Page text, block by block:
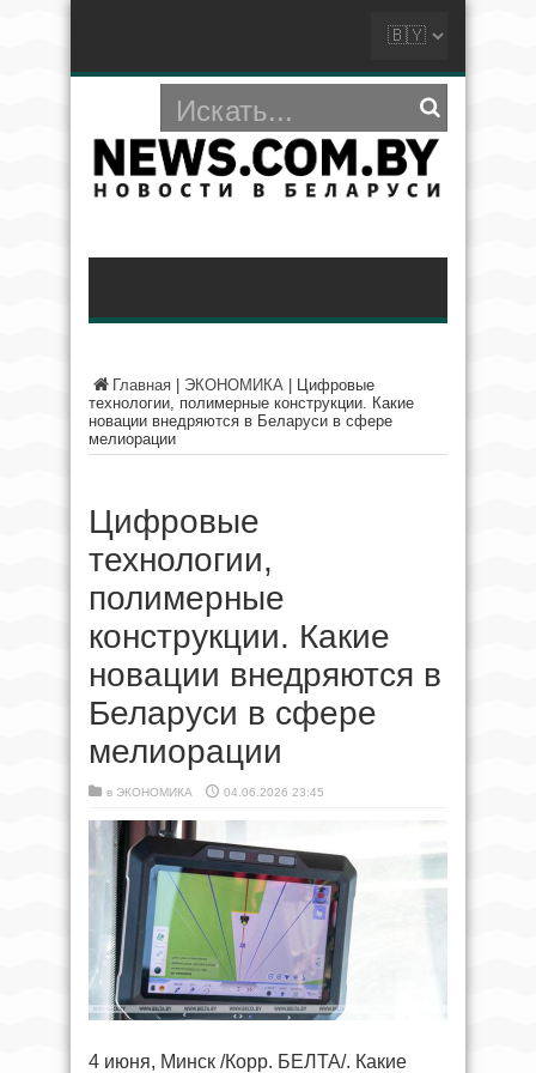
Главная ЭКОНОМИКА
Цифровые
технологии, полимерные конструкции. Какие
новации внедряются в Беларуси в сфере
мелиорации
Цифровые
технологии,
полимерные
конструкции. Какие
новации внедряются в
Беларуси в сфере
мелиорации
в ЭКОНОМИКА 04.06.2026 23:45
4 июня, Минск /Корр. БЕЛТА/. Какие